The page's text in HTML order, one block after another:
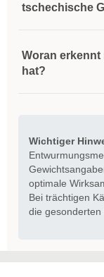
tschechische
Woran erkennt
hat?
Wichtiger
optimale
Bei trächtigen
die gesonderten